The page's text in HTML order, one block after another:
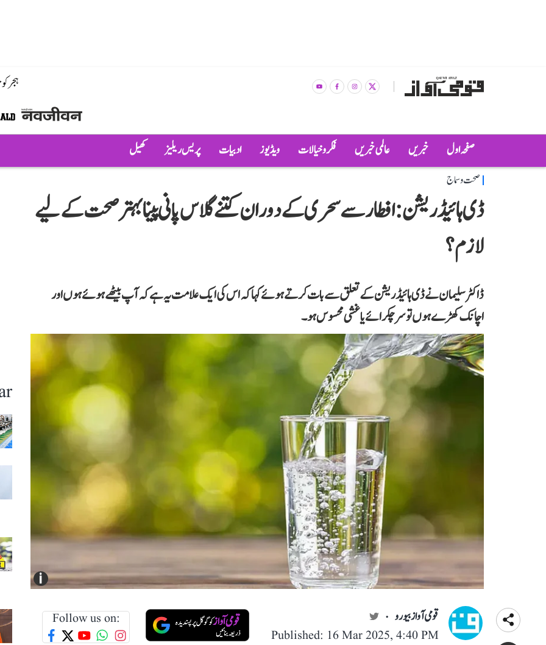
ہجر
صفحہ اول خبریں عالمی خبریں فکر و خیالات ویڈیوز ادبیات پریس ریلیز کھیل
صحت و سماج
ڈی ہائیڈریشن: افطار سے سحری کے دوران کتنے گلاس پانی پینا بہتر صحت کے لیے
لازم؟
ڈاکٹر سلیمان نے ڈی ہائیڈریشن کے تعلق سے بات کرتے ہوئے کہا کہ اس کی ایک علامت یہ ہے کہ آپ بیٹھے ہوئے ہوں اور
اچانک کھڑے ہوں تو سر چکرائے یا غشی محسوس ہو۔
i
قومی آواز بیورو
Published: 16 Mar 2025, 4:40 PM
Follow us on: